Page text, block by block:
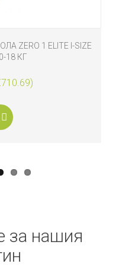
RECARO ДЕТСКО
за нашия